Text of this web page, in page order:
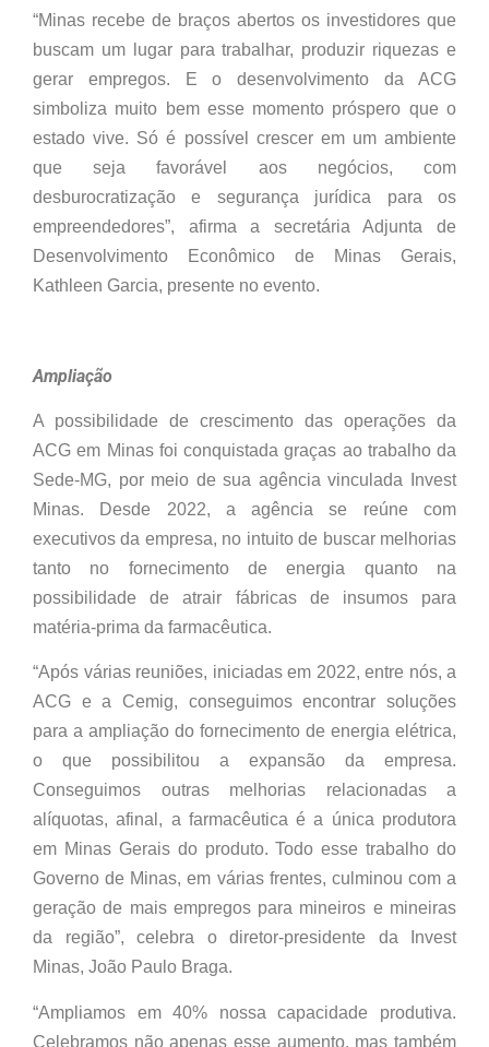
“Minas recebe de braços abertos os investidores que
buscam um lugar para trabalhar, produzir riquezas e
gerar empregos. E o desenvolvimento da ACG
simboliza muito bem esse momento próspero que o
estado vive. Só é possível crescer em um ambiente
que seja favorável aos negócios, com
desburocratização e segurança jurídica para os
empreendedores”, afirma a secretária Adjunta de
Desenvolvimento Econômico de Minas Gerais,
Kathleen Garcia, presente no evento.
Ampliação
A possibilidade de crescimento das operações da
ACG em Minas foi conquistada graças ao trabalho da
Sede-MG, por meio de sua agência vinculada Invest
Minas. Desde 2022, a agência se reúne com
executivos da empresa, no intuito de buscar melhorias
tanto no fornecimento de energia quanto na
possibilidade de atrair fábricas de insumos para
matéria-prima da farmacêutica.
“Após várias reuniões, iniciadas em 2022, entre nós, a
ACG e a Cemig, conseguimos encontrar soluções
para a ampliação do fornecimento de energia elétrica,
o que possibilitou a expansão da empresa.
Conseguimos outras melhorias relacionadas a
alíquotas, afinal, a farmacêutica é a única produtora
em Minas Gerais do produto. Todo esse trabalho do
Governo de Minas, em várias frentes, culminou com a
geração de mais empregos para mineiros e mineiras
da região”, celebra o diretor-presidente da Invest
Minas, João Paulo Braga.
“Ampliamos em 40% nossa capacidade produtiva.
Celebramos não apenas esse aumento, mas também